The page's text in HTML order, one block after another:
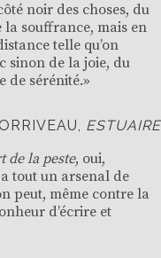
noir des choses, du
souffrance, mais en
telle qu’on
sinon de la joie, du
de sérénité.»
ESTUAIRE
de la peste, oui,
tout un arsenal de
peut, même contre la
d’écrire et